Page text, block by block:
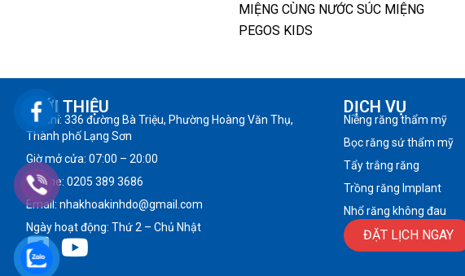
MIỆNG CÙNG NƯỚC SÚC MIỆNG
PEGOS KIDS
GIỚI THIỆU
Địa chỉ: 336 đường Bà Triệu, Phường Hoàng Văn Thụ,
Thành phố Lạng Sơn
Giờ mở cửa: 07:00 – 20:00
Hotline: 0205 389 3686
Email: nhakhoakinhdo@gmail.com
Ngày hoạt động: Thứ 2 – Chủ Nhật
DỊCH VỤ
Niềng răng thẩm mỹ
Bọc răng sứ thẩm mỹ
Tẩy trắng răng
Trồng răng Implant
Nhổ răng không đau
ĐẶT LỊCH NGAY